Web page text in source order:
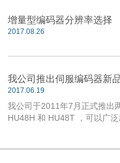
增量型编码器分辨率选择
2017.08.26
我公司推出伺服编码器新
2017.06.19
我公司于2011年7月正式推出
HU48H 和 HU48T ，可以广